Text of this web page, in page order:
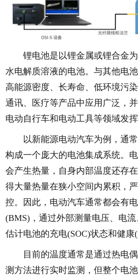
锂电池是以锂金属或锂合金为
水电解质溶液的电池。与其他电
高能源密度、长寿命、低环境污
通讯、医疗等产品中应用广泛，
电动自行车和电动工具等领域发挥
以新能源电动汽车为例，通常
构成一个庞大的电池集成系统。
会产生热量，自身内部温度还存
得大量热量在狭小空间内累积，
控。因此，电动汽车通常都会有
(BMS)，通过外部测量电压、电
估计电池的充电(SOC)状态和健康
目前的温度通常是通过热电偶
测方法进行实时监测，但整个电